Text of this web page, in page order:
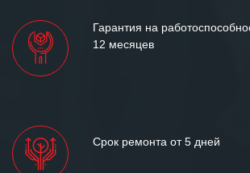
Гарантия на
12 месяцев
Срок ремонта от 5 дней